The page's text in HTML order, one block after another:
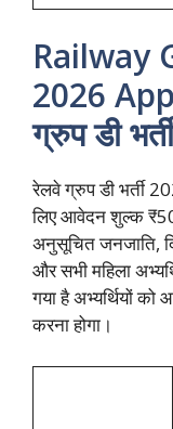
Railway
2026
ग्रुप डी
रेलवे ग्रुप डी भर्ती
लिए आवेदन शुल्क
अनुसूचित जनजाति,
और सभी महिला
गया है अभ्यर्थियों
करना होगा।